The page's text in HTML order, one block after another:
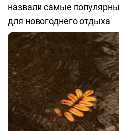
назвали самые
для новогоднего отдыха